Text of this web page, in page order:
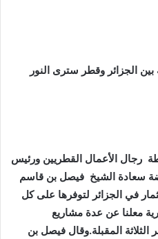
الجزائر وقطر سترى النور
رجال الأعمال القطريين ورئيس
سعادة الشيخ فيصل بن قاسم
في الجزائر لتوفرها على كل
معلنا عن عدة مشاريع
الثلاثة المقبلة.وقال فيصل بن